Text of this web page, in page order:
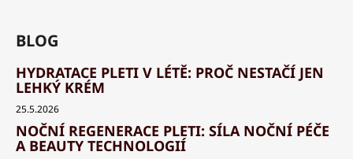
BLOG
HYDRATACE PLETI V LÉTĚ: PROČ NESTAČÍ JEN
LEHKÝ KRÉM
25.5.2026
NOČNÍ REGENERACE PLETI: SÍLA NOČNÍ PÉČE
A BEAUTY TECHNOLOGIÍ